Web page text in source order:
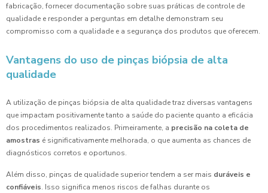
fabricação, fornecer documentação sobre suas práticas de controle de
qualidade e responder a perguntas em detalhe demonstram seu
compromisso com a qualidade e a segurança dos produtos que oferecem.
Vantagens do uso de pinças biópsia de alta
qualidade
A utilização de pinças biópsia de alta qualidade traz diversas vantagens
que impactam positivamente tanto a saúde do paciente quanto a eficácia
dos procedimentos realizados. Primeiramente, a precisão na coleta de
amostras é significativamente melhorada, o que aumenta as chances de
diagnósticos corretos e oportunos.
Além disso, pinças de qualidade superior tendem a ser mais duráveis e
confiáveis. Isso significa menos riscos de falhas durante os